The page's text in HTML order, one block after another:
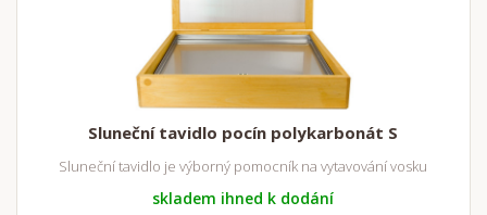
Sluneční tavidlo pocín polykarbonát S
Sluneční tavidlo je výborný pomocník na vytavování vosku
skladem ihned k dodání